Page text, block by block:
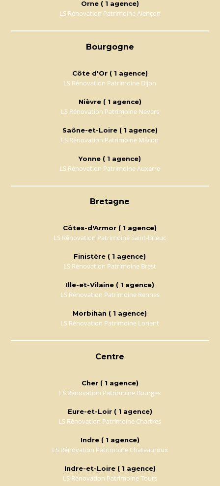
Orne ( 1 agence)
LS Rénovation Patrimoine Alençon
Bourgogne
Côte d'Or ( 1 agence)
LS Rénovation Patrimoine Dijon
Nièvre ( 1 agence)
LS Rénovation Patrimoine Nevers
Saône-et-Loire ( 1 agence)
LS Rénovation Patrimoine Mâcon
Yonne ( 1 agence)
LS Rénovation Patrimoine Auxerre
Bretagne
Côtes-d'Armor ( 1 agence)
LS Rénovation Patrimoine Saint-Brieuc
Finistère ( 1 agence)
LS Rénovation Patrimoine Brest
Ille-et-Vilaine ( 1 agence)
LS Rénovation Patrimoine Rennes
Morbihan ( 1 agence)
LS Rénovation Patrimoine Lorient
Centre
Cher ( 1 agence)
LS Rénovation Patrimoine Bourges
Eure-et-Loir ( 1 agence)
LS Rénovation Patrimoine Chartres
Indre ( 1 agence)
LS Rénovation Patrimoine Chateauroux
Indre-et-Loire ( 1 agence)
LS Rénovation Patrimoine Tours